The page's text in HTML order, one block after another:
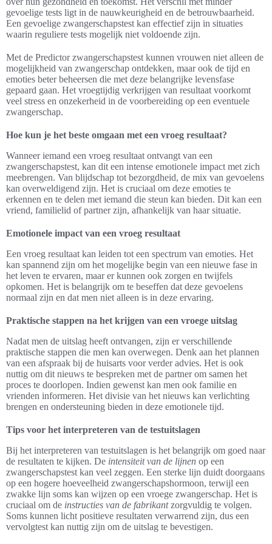
gevoelige tests ligt in de nauwkeurigheid en de betrouwbaarheid.
Een gevoelige zwangerschapstest kan effectief zijn in situaties
waarin reguliere tests mogelijk niet voldoende zijn.
Met de Predictor zwangerschapstest kunnen vrouwen niet alleen de
mogelijkheid van zwangerschap ontdekken, maar ook de tijd en
emoties beter beheersen die met deze belangrijke levensfase
gepaard gaan. Het vroegtijdig verkrijgen van resultaat voorkomt
veel stress en onzekerheid in de voorbereiding op een eventuele
zwangerschap.
Hoe kun je het beste omgaan met een vroeg resultaat?
Wanneer iemand een vroeg resultaat ontvangt van een
zwangerschapstest, kan dit een intense emotionele impact met zich
meebrengen. Van blijdschap tot bezorgdheid, de mix van gevoelens
kan overweldigend zijn. Het is cruciaal om deze emoties te
erkennen en te delen met iemand die steun kan bieden. Dit kan een
vriend, familielid of partner zijn, afhankelijk van haar situatie.
Emotionele impact van een vroeg resultaat
Een vroeg resultaat kan leiden tot een spectrum van emoties. Het
kan spannend zijn om het mogelijke begin van een nieuwe fase in
het leven te ervaren, maar er kunnen ook zorgen en twijfels
opkomen. Het is belangrijk om te beseffen dat deze gevoelens
normaal zijn en dat men niet alleen is in deze ervaring.
Praktische stappen na het krijgen van een vroege uitslag
Nadat men de uitslag heeft ontvangen, zijn er verschillende
praktische stappen die men kan overwegen. Denk aan het plannen
van een afspraak bij de huisarts voor verder advies. Het is ook
nuttig om dit nieuws te bespreken met de partner om samen het
proces te doorlopen. Indien gewenst kan men ook familie en
vrienden informeren. Het divisie van het nieuws kan verlichting
brengen en ondersteuning bieden in deze emotionele tijd.
Tips voor het interpreteren van de testuitslagen
Bij het interpreteren van testuitslagen is het belangrijk om goed naar
de resultaten te kijken. De intensiteit van de lijnen op een
zwangerschapstest kan veel zeggen. Een sterke lijn duidt doorgaans
op een hogere hoeveelheid zwangerschapshormoon, terwijl een
zwakke lijn soms kan wijzen op een vroege zwangerschap. Het is
cruciaal om de instructies van de fabrikantzorgvuldig te volgen.
Soms kunnen licht positieve resultaten verwarrend zijn, dus een
vervolgtest kan nuttig zijn om de uitslag te bevestigen.